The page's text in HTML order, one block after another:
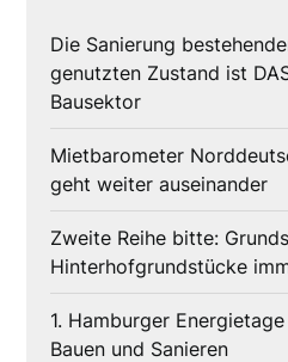
Die Sanierung
genutzten Zustand ist
Bausektor
Mietbarometer
geht weiter auseinander
Zweite Reihe bitte:
Hinterhofgrundstücke
1. Hamburger
Bauen und Sanieren